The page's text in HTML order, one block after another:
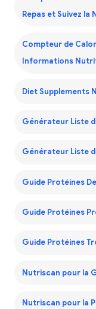
Repas et Suivez la
Compteur de
Informations
Diet Supplements
Générateur Liste
Générateur Liste
Guide Protéines
Guide Protéines
Guide Protéines
Nutriscan pour la
Nutriscan pour la